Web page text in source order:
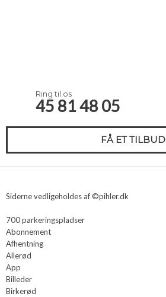
Ring til os
45 81 48 05
FÅ ET TILBUD
Siderne vedligeholdes af ©pihler.dk
700 parkeringspladser
Abonnement
Afhentning
Allerød
App
Billeder
Birkerød